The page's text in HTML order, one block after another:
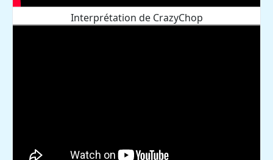
Interprétation de CrazyChop